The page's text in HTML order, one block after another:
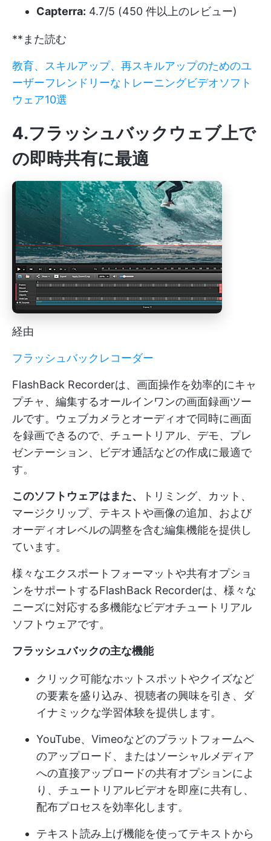
Capterra: 4.7/5 (450 件以上のレビュー)
**また読む
教育、スキルアップ、再スキルアップのためのユ
ーザーフレンドリーなトレーニングビデオソフト
ウェア10選
4.フラッシュバックウェブ上で
の即時共有に最適
経由
フラッシュバックレコーダー
FlashBack Recorderは、画面操作を効率的にキャ
プチャ、編集するオールインワンの画面録画ツー
ルです。ウェブカメラとオーディオで同時に画面
を録画できるので、チュートリアル、デモ、プレ
ゼンテーション、ビデオ通話などの作成に最適で
す。
このソフトウェアはまた、
トリミング、カット、
マージクリップ、テキストや画像の追加、および
オーディオレベルの調整を含む編集機能を提供し
ています。
様々なエクスポートフォーマットや共有オプショ
ンをサポートするFlashBack Recorderは、様々な
ニーズに対応する多機能なビデオチュートリアル
ソフトウェアです。
フラッシュバックの主な機能
クリック可能なホットスポットやクイズなど
の要素を盛り込み、視聴者の興味を引き、ダ
イナミックな学習体験を提供します。
YouTube、Vimeoなどのプラットフォームへ
のアップロード、またはソーシャルメディア
への直接アップロードの共有オプションによ
り、チュートリアルビデオを即座に共有し、
配布プロセスを効率化します。
テキスト読み上げ機能を使ってテキストから